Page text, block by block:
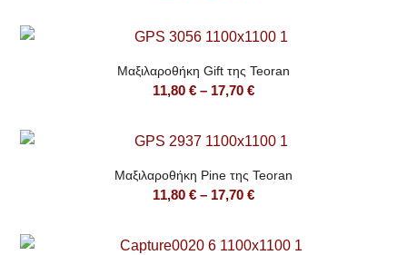
8,60 €
14,20 €
Μαξιλαροθήκη Gift της Teoran
11,80 € – 17,70 €Price
11,80 €
17,70 €
Μαξιλαροθήκη Pine της Teoran
11,80 € – 17,70 €Price
11,80 €